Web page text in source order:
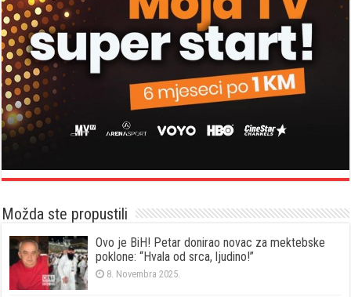
Možda ste propustili
Ovo je BiH! Petar donirao novac za mektebske
poklone: “Hvala od srca, ljudino!”
8. Novembra 2025.